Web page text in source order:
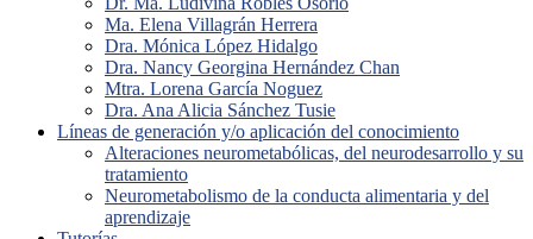
Ma. Elena Villagrán Herrera
Dra. Mónica López Hidalgo
Dra. Nancy Georgina Hernández Chan
Mtra. Lorena García Noguez
Dra. Ana Alicia Sánchez Tusie
Líneas de generación y/o aplicación del conocimiento
Alteraciones neurometabólicas, del neurodesarrollo y su
tratamiento
Neurometabolismo de la conducta alimentaria y del
aprendizaje